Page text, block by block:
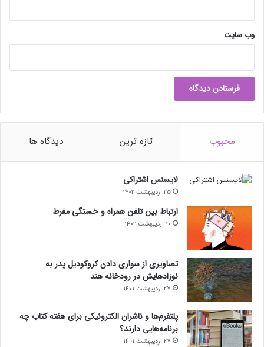
ض
ا
ف
ک
وب‌ سایت
محبوب تازه ترین دیدگاه ها
لایسنس اشتراکی
25 اردیبهشت 1402
ارتباط بین تلفن همراه و خستگی مفرط
10 اردیبهشت 1402
تصاویری از سواری دادن کروکودیل پدر به
نوزادهایش در رودخانه هند
27 اردیبهشت 1401
پلتفرم‌ها و ناشران الکترونیکی برای هفته کتاب چه
برنامه‌هایی دارند؟
27 اردیبهشت 1401